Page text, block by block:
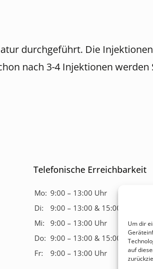
Um dir
auf
durchgeführt. Die
nach 3-4 Injektionen
Telefonische Erreichbarkeit
Mo: 9:00 – 13:00 Uhr
Di:
9:00 – 13:00 & 15:00 – 17:00
Mi:
9:00 – 13:00 Uhr
Do: 9:00 – 13:00 & 15:00 – 17:00
Fr:
9:00 – 13:00 Uhr